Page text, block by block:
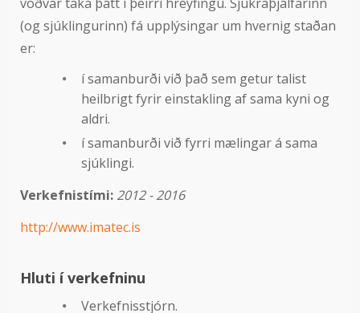
(og sjúklingurinn) fá upplýsingar um hvernig staðan
er:
í samanburði við það sem getur talist
heilbrigt fyrir einstakling af sama kyni og
aldri.
í samanburði við fyrri mælingar á sama
sjúklingi.
Verkefnistími: 2012 - 2016
http://www.imatec.is
Hluti í verkefninu
Verkefnisstjórn.